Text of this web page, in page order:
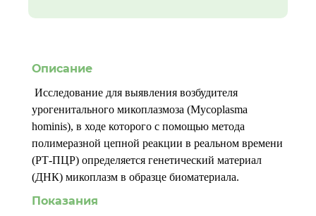
Описание
Исследование для выявления возбудителя
урогенитального микоплазмоза (Mycoplasma
hominis), в ходе которого с помощью метода
полимеразной цепной реакции в реальном времени
(РТ-ПЦР) определяется генетический материал
(ДНК) микоплазм в образце биоматериала.
Показания